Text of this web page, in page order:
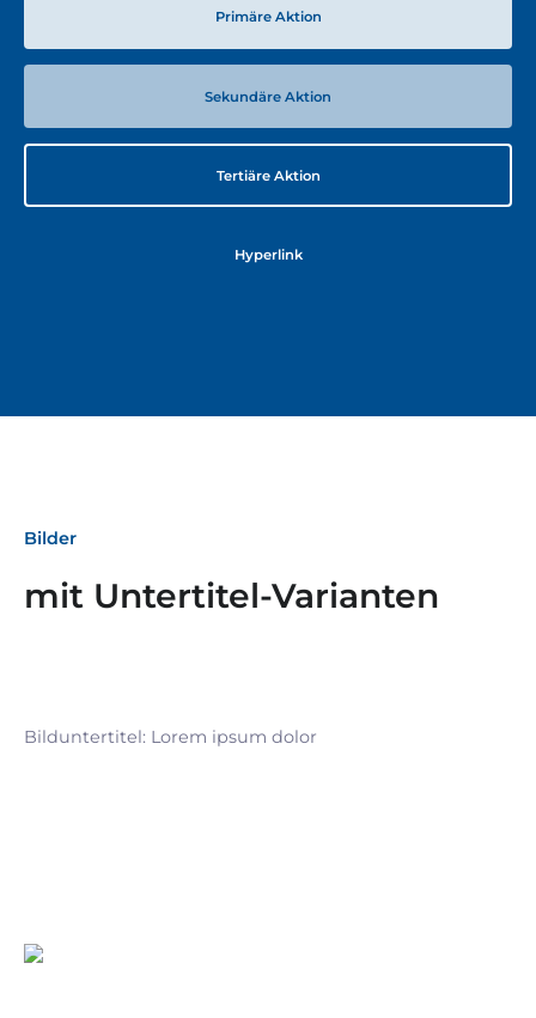
Primäre Aktion
Sekundäre Aktion
Tertiäre Aktion
Hyperlink
Bilder
mit Untertitel-Varianten
Bilduntertitel: Lorem ipsum dolor